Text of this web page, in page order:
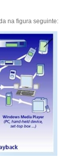
na figura seguinte: